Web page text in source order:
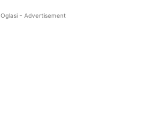
Oglasi - Advertisement